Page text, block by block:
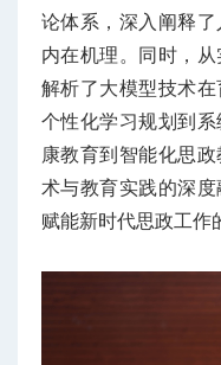
论体系，深入阐释
内在机理。同时，
解析了大模型技术
个性化学习规划到
康教育到智能化思
术与教育实践的深
赋能新时代思政工作